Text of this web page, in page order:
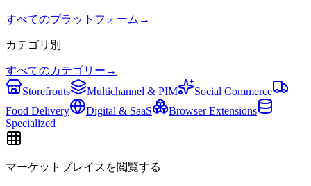
すべてのプラットフォーム →
カテゴリ別
すべてのカテゴリー →
Storefronts
Multichannel & PIM
Social Commerce
Food Delivery
Digital & SaaS
Browser Extensions
Specialized
マーケットプレイスを閲覧する